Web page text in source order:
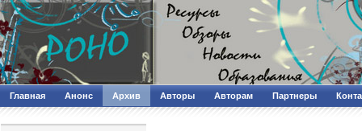
Главная Анонс Архив Авторы Авторам Партнеры